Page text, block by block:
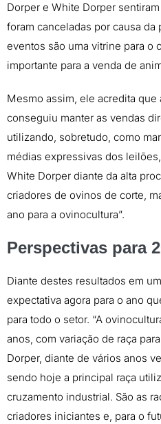
Dorper e White Dorper
foram canceladas por causa da
eventos são uma vitrine para o
importante para a venda de
Mesmo assim, ele acredita que
conseguiu manter as vendas
utilizando, sobretudo, como
médias expressivas dos
White Dorper diante da alta
criadores de ovinos de corte,
ano para a ovinocultura”.
Perspectivas para
Diante destes resultados em
expectativa agora para o ano
para todo o setor. “A
anos, com variação de raça
Dorper, diante de vários anos
sendo hoje a principal raça
cruzamento industrial. São as
criadores iniciantes e, para o